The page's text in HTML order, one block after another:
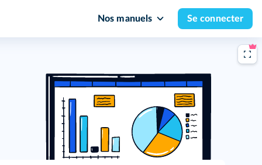
Nos manuels Se connecter